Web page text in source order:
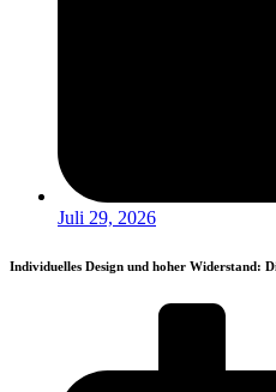
Juli 29, 2026
Individuelles Design und hoher Widerstand: